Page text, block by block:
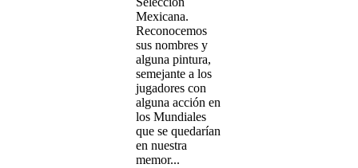
Mexicana.
Reconocemos
sus nombres y
alguna pintura,
semejante a los
jugadores con
alguna acción en
los Mundiales
que se quedarían
en nuestra
memor...